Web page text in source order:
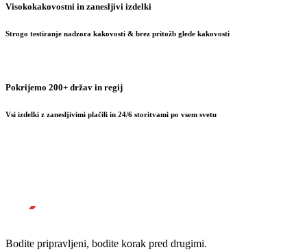
Visokokakovostni in zanesljivi izdelki
Strogo testiranje nadzora kakovosti & brez pritožb glede kakovosti
Pokrijemo 200+ držav in regij
Vsi izdelki z zanesljivimi plačili in 24/6 storitvami po vsem svetu
Bodite pripravljeni, bodite korak pred drugimi.